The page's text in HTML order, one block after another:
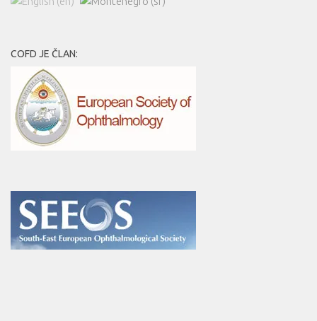
COFD JE ČLAN: